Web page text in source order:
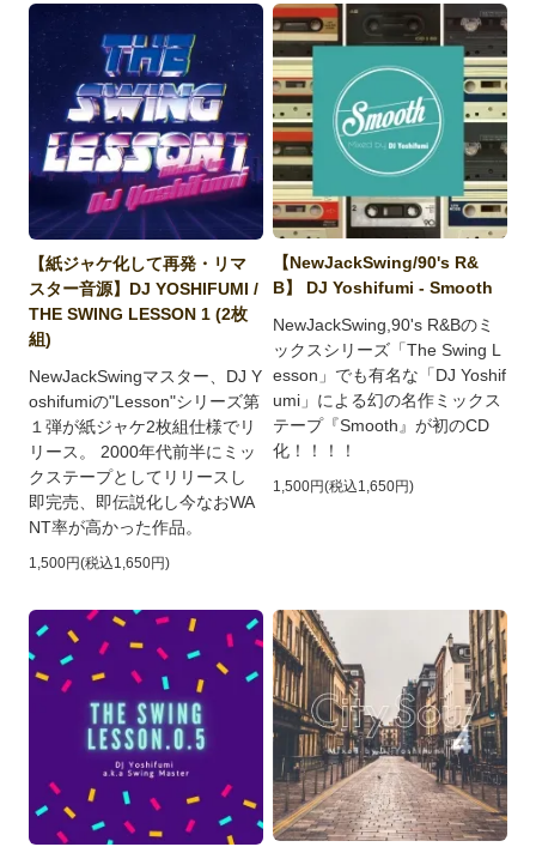
【紙ジャケ化して再発・リマ
スター音源】DJ YOSHIFUMI /
THE SWING LESSON 1 (2枚
組)
NewJackSwingマスター、DJ Y
oshifumiの"Lesson"シリーズ第
１弾が紙ジャケ2枚組仕様でリ
リース。 2000年代前半にミッ
クステープとしてリリースし
即完売、即伝説化し今なおWA
NT率が高かった作品。
1,500円(税込1,650円)
【NewJackSwing/90's R&
B】 DJ Yoshifumi - Smooth
NewJackSwing,90's R&Bのミ
ックスシリーズ「The Swing L
esson」でも有名な「DJ Yoshif
umi」による幻の名作ミックス
テープ『Smooth』が初のCD
化！！！！
1,500円(税込1,650円)